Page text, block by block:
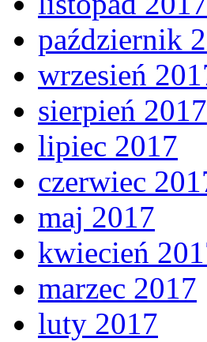
październik
wrzesień
sierpień 2017
lipiec 2017
czerwiec
maj 2017
kwiecień
marzec 2017
luty 2017